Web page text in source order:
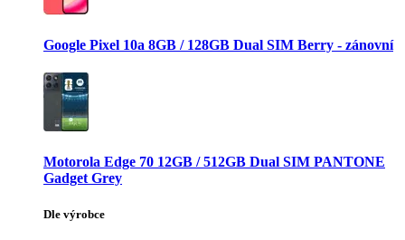
Google Pixel 10a 8GB / 128GB Dual SIM Berry - zánovní
Motorola Edge 70 12GB / 512GB Dual SIM PANTONE
Gadget Grey
Dle výrobce